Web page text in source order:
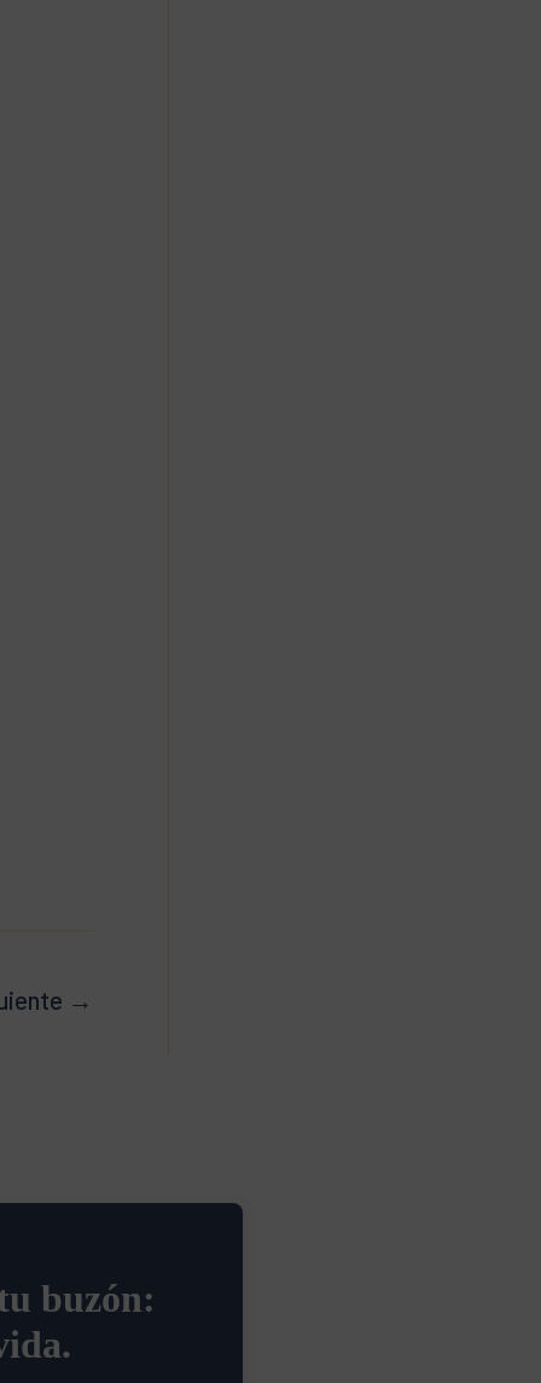
→
buzón: